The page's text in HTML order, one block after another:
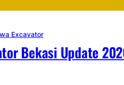
Excavator
Bekasi Update